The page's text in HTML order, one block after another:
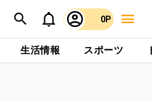
0P
生活情報 スポーツ